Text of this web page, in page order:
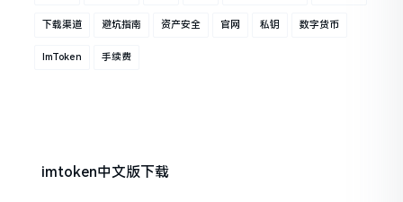
下载渠道 避坑指南 资产安全 官网 私钥 数字货币
ImToken 手续费
imtoken中文版下载